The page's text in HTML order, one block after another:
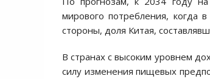
мирового потребления, когда
стороны, доля Китая,
В странах с высоким уровнем
силу изменения пищевых